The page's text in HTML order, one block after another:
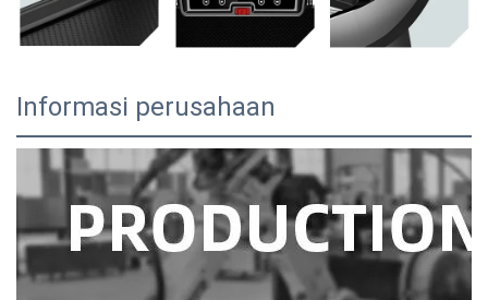
Informasi perusahaan